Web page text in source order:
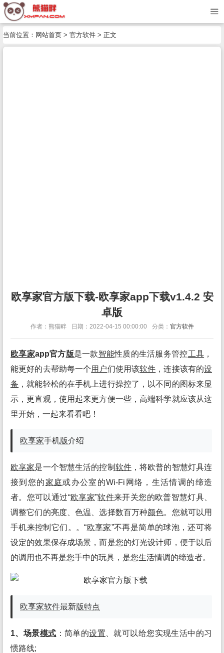
当前位置： 网站首页 > 官方软件 > 正文
欧享家官方版下载-欧享家app下载v1.4.2 安
卓版
作者：熊猫畔 日期：2022-04-15 00:00:00 分类： 官方软件
欧享家app官方版是一款智能性质的生活服务管控工具 ，
能更好的去帮助每一个用户们使用该软件 ，连接该有的设
备 ，就能轻松的在手机上进行操控了，以不同的图标来显
示，更直观，使用起来更方便一些，高端科学就应该从这
里开始，一起来看看吧！
欧享家手机版介绍
欧享家是一个智慧生活的控制 软件，将欧普的智慧灯具连
接到您的家庭或办公室的Wi-Fi网络，生活情调的缔造
者。您可以通过“欧享家”软件来开关您的欧普智慧灯具、
调整它们的亮度、色温、选择数百万种颜色。您就可以用
手机来控制它们。。“欧享家”不再是简单的球泡，还可将
设定的效果保存成场景，而是您的灯光设计师，便于以后
的调用也不再是您手中的玩具，是您生活情调的缔造者。
欧享家软件最新版特点
1、场景模式 ：简单的设置 、就可以给您实现生活中的习
惯路线;